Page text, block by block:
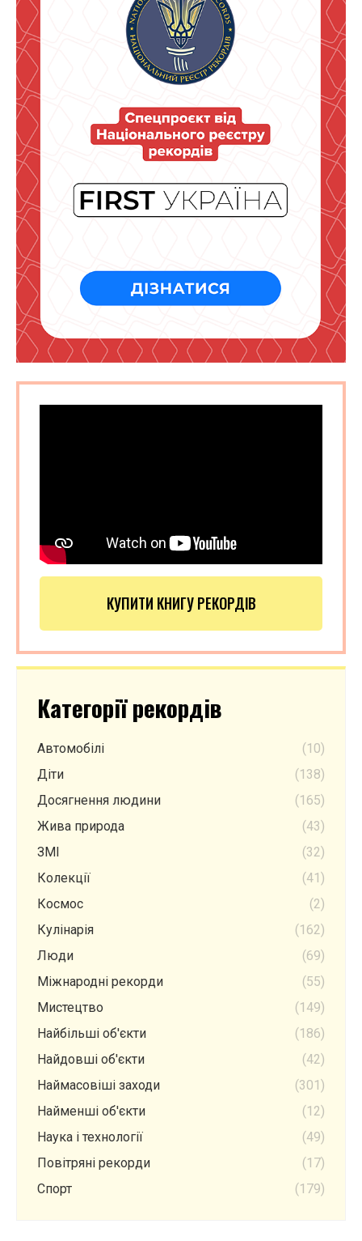
КУПИТИ КНИГУ РЕКОРДІВ
Категорії рекордів
Автомобілі
(10)
Діти
(138)
Досягнення людини
(165)
Жива природа
(43)
ЗМІ
(32)
Колекції
(41)
Космос
(2)
Кулінарія
(162)
Люди
(69)
Міжнародні рекорди
(55)
Мистецтво
(149)
Найбільші об'єкти
(186)
Найдовші об'єкти
(42)
Наймасовіші заходи
(301)
Найменші об'єкти
(12)
Наука і технології
(49)
Повітряні рекорди
(17)
Спорт
(179)